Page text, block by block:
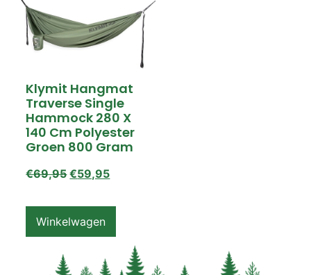
€59,75 – €60,00
Beschikbaarheid
Klymit Hangmat
Traverse Single
Hammock 280 X
140 Cm Polyester
Groen 800 Gram
€69,95 €59,95
Winkelwagen